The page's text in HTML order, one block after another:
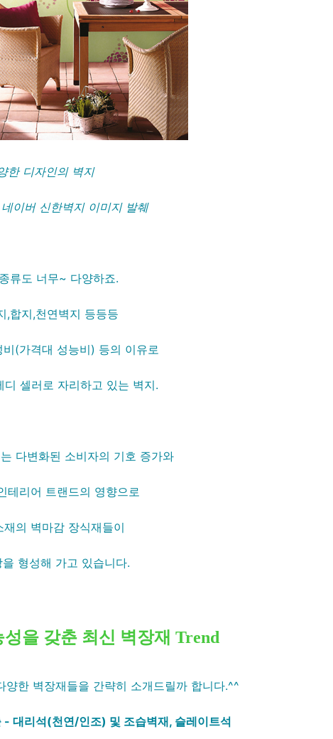
한 디자인의 벽지
이버 신한벽지 이미지 발췌
류도 너무~ 다양하죠.
,합지,천연벽지 등등등
(가격대 성능비) 등의 이유로
디 셀러로 자리하고 있는 벽지.
다변화된 소비자의 기호 증가와
테리어 트랜드의 영향으로
재의 벽마감 장식재들이
형성해 가고 있습니다.
을 갖춘 최신 벽장재 Trend
양한 벽장재들을 간략히 소개드릴까 합니다.^^
대리석(천연/인조) 및 조습벽재, 슬레이트석